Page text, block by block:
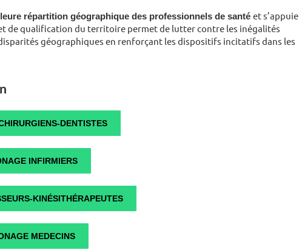
répartition géographique des professionnels de santé et s’appuie
de qualification du territoire permet de lutter contre les inégalités
géographiques en renforçant les dispositifs incitatifs dans les
DENTISTES
INFIRMIERS
KINÉSITHÉRAPEUTES
MEDECINS